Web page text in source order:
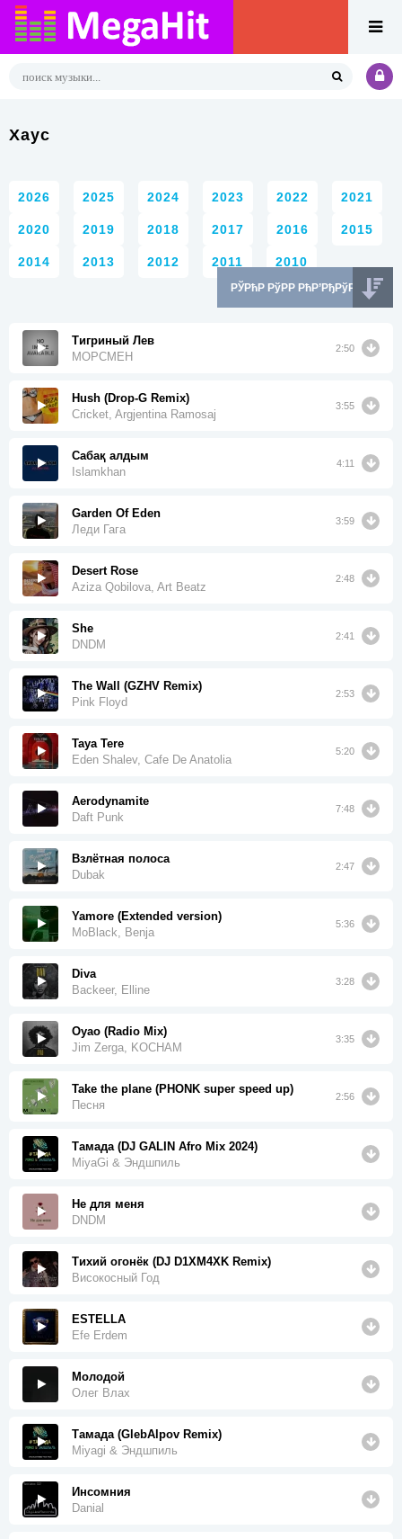
Хаус
2026 2025 2024 2023 2022 2021
2020 2019 2018 2017 2016 2015
2014 2013 2012 2011 2010
Тигриный Лев
МОРСМЕН
2:50
Hush (Drop-G Remix)
Cricket, Argjentina Ramosaj
3:55
Сабақ алдым
Islamkhan
4:11
Garden Of Eden
Леди Гага
3:59
Desert Rose
Aziza Qobilova, Art Beatz
2:48
She
DNDM
2:41
The Wall (GZHV Remix)
Pink Floyd
2:53
Taya Tere
Eden Shalev, Cafe De Anatolia
5:20
Aerodynamite
Daft Punk
7:48
Взлётная полоса
Dubak
2:47
Yamore (Extended version)
MoBlack, Benja
5:36
Diva
Backeer, Elline
3:28
Oyao (Radio Mix)
Jim Zerga, KOCHAM
3:35
Take the plane (PHONK super speed up)
Песня
2:56
Тамада (DJ GALIN Afro Mix 2024)
MiyaGi & Эндшпиль
Не для меня
DNDM
Тихий огонёк (DJ D1XM4XK Remix)
Високосный Год
ESTELLA
Efe Erdem
Молодой
Олег Влах
Тамада (GlebAlpov Remix)
Miyagi & Эндшпиль
Инсомния
Danial